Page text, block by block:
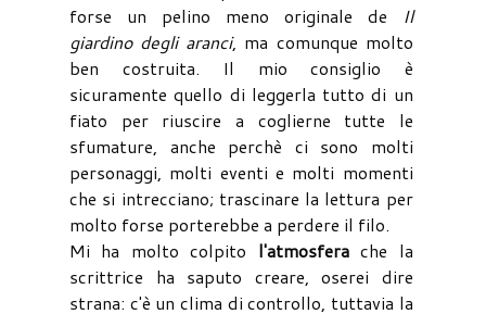
forse un pelino meno originale de Il
giardino degli aranci, ma comunque molto
ben costruita. Il mio consiglio è
sicuramente quello di leggerla tutto di un
fiato per riuscire a coglierne tutte le
sfumature, anche perchè ci sono molti
personaggi, molti eventi e molti momenti
che si intrecciano; trascinare la lettura per
molto forse porterebbe a perdere il filo.
Mi ha molto colpito l'atmosferache la
scrittrice ha saputo creare, oserei dire
strana: c'è un clima di controllo, tuttavia la